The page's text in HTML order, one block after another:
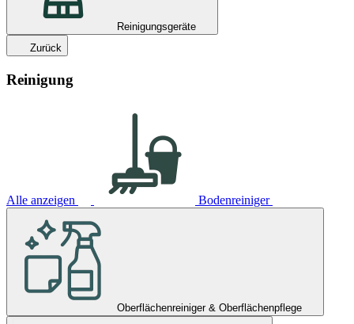
Reinigungsgeräte
Zurück
Reinigung
Alle anzeigen Bodenreiniger
Oberflächenreiniger & Oberflächenpflege